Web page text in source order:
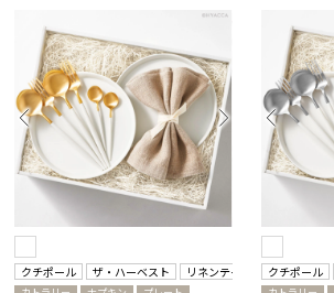
クチポール ザ・ハーベスト リネンテイルズ クチポール